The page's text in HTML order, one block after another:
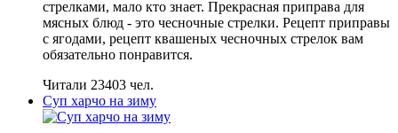
стрелками, мало кто знает. Прекрасная приправа для
мясных блюд - это чесночные стрелки. Рецепт приправы
с ягодами, рецепт квашеных чесночных стрелок вам
обязательно понравится.
Читали 23403 чел.
Суп харчо на зиму